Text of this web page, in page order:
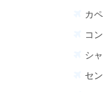
カ
コ
シ
セ